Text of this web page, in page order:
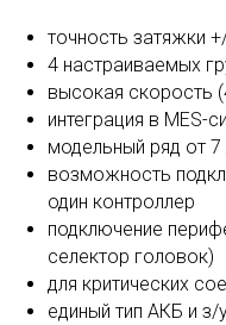
точность затяжки
4 настраиваемых
высокая скорость
интеграция в MES-
модельный ряд от
возможность
один контроллер
подключение
селектор головок)
для критических
единый тип АКБ и з/